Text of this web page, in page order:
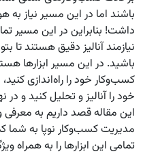
باشند اما در این مسیر نیاز
داشت! بنابراین در این مسیر
نیازمند آنالیز دقیق هستند تا
باشید. در این مسیر ابزارها
کسب‌وکار خود را راه‌اندازی
خود را آنالیز و تحلیل کنید و
این مقاله قصد داریم به معرفی
مدیریت کسب‌وکار نوپا به شما
تمامی این ابزارها را به همراه